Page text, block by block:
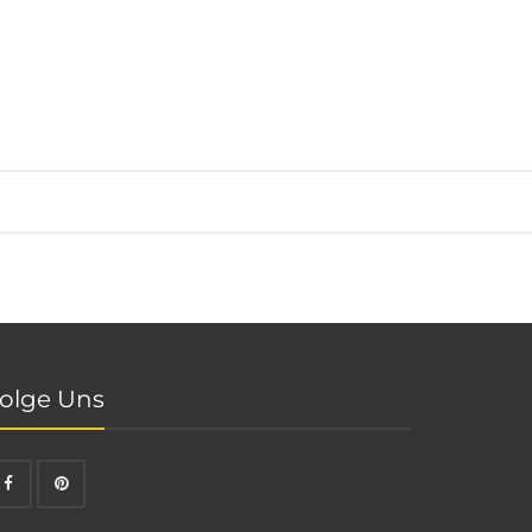
Uns